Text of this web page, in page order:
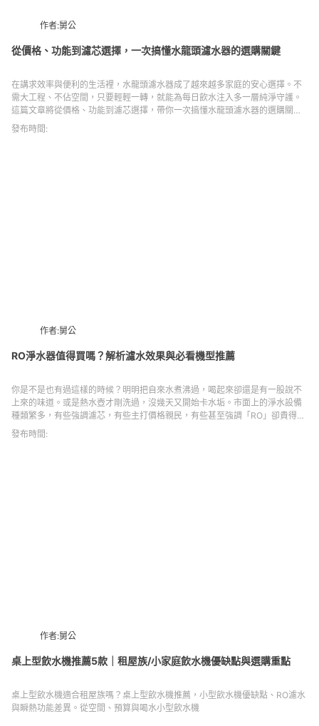
作者:舅公
從價格、功能到濾芯選擇，一次搞懂水龍頭濾水器的選購關鍵
在講求效率與便利的生活裡，水龍頭濾水器成了越來越多家庭的安心選擇。不
需大工程、不佔空間，只要輕輕一轉，就能為每日飲水注入多一層純淨守護。
這篇文章將從價格、功能到濾芯選擇，帶你一次搞懂水龍頭濾水器的選購關
鍵。
發布時間:
作者:舅公
RO淨水器值得買嗎？解析濾水效果與必看機型推薦
你是不是也有過這樣的時候？明明把自來水煮沸過，喝起來卻還是有一股說不
上來的味道。或是熱水壺才剛洗過，沒幾天又開始卡水垢。市面上的淨水設備
種類繁多，有些強調濾芯，有些主打價格親民，有些甚至強調「RO」卻貴得讓
人卻步。到底RO淨水器是什麼？它真的有那麼厲害嗎？又或者只是高價行銷話
術？這篇文章就要帶你搞懂——RO淨水器的濾水效果到底值不值得投資？有哪
發布時間:
作者:舅公
桌上型飲水機推薦5款｜租屋族/小家庭飲水機優缺點與選購重點
桌上型飲水機適合租屋族嗎？桌上型飲水機推薦，小型飲水機優缺點、RO濾水
與瞬熱功能差異。從空間、預算與喝水小型飲水機